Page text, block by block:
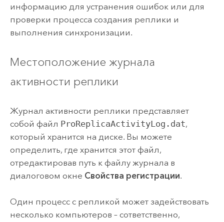
информацию для устранения ошибок или для
проверки процесса создания реплики и
выполнения синхронизации.
Местоположение журнала
активности реплики
Журнал активности реплики представляет
собой файл ProReplicaActivityLog.dat,
который хранится на диске. Вы можете
определить, где хранится этот файл,
отредактировав путь к файлу журнала в
диалоговом окне Свойства регистрации.
Один процесс с репликой может задействовать
несколько компьютеров – сответственно,